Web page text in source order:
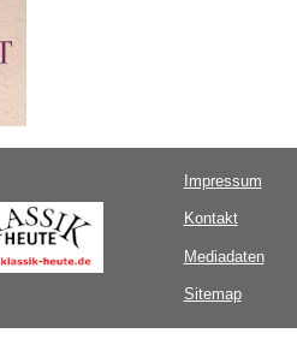
Impressum
Kontakt
Mediadaten
Sitemap